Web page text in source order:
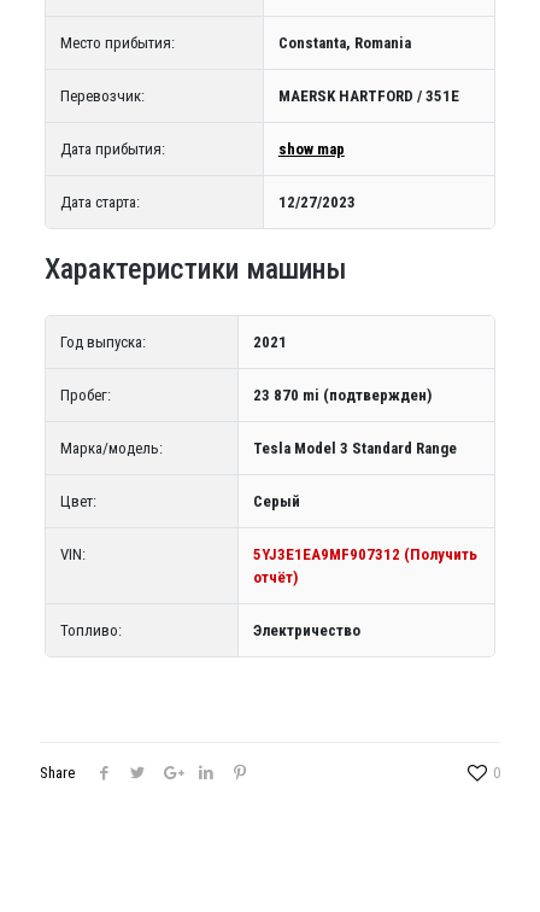
Место прибытия: Constanta, Romania
Перевозчик: MAERSK HARTFORD / 351E
Дата прибытия: show map
Дата старта: 12/27/2023
Характеристики машины
Год выпуска: 2021
Пробег: 23 870 mi (подтвержден)
Марка/модель: Tesla Model 3 Standard Range
Цвет: Серый
VIN:
5YJ3E1EA9MF907312 (Получить
отчёт)
Топливо: Электричество
Share 0